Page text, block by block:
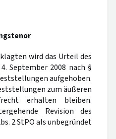
wird das Urteil des
September 2008 nach §
aufgehoben.
zum äußeren
erhalten bleiben.
Revision des
2 StPO als unbegründet